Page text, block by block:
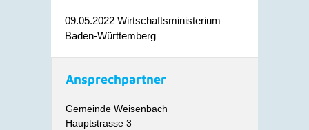
09.05.2022 Wirtschaftsministerium
Baden-Württemberg
Ansprechpartner
Gemeinde Weisenbach
Hauptstrasse 3